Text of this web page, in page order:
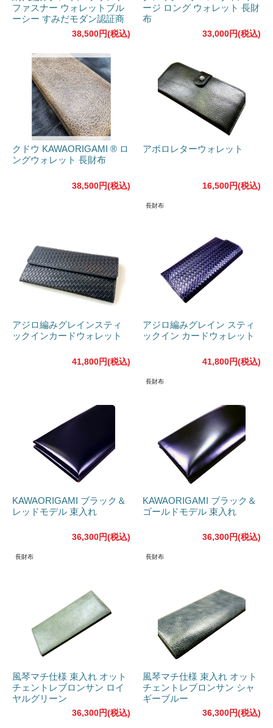
ファスナー ウォレットブル
ーシー すみだモダン認証商
38,500円(税込)
ージ ロング ウォレット 長財
布
33,000円(税込)
クドウ KAWAORIGAMI ® ロ
ングウォレット 長財布
38,500円(税込)
アポロレターウォレット
16,500円(税込)
長財布
アジロ編みグレインスティ
ックインカードウォレット
41,800円(税込)
アジロ編みグレイン スティ
ックイン カードウォレット
41,800円(税込)
長財布
KAWAORIGAMI ブラック＆
レッドモデル 束入れ
36,300円(税込)
長財布
KAWAORIGAMI ブラック＆
ゴールドモデル 束入れ
36,300円(税込)
長財布
風琴マチ仕様 束入れ オット
チェントレブロンサン ロイ
ヤルグリーン
36,300円(税込)
風琴マチ仕様 束入れ オット
チェントレブロンサン シャ
ギーブルー
36,300円(税込)